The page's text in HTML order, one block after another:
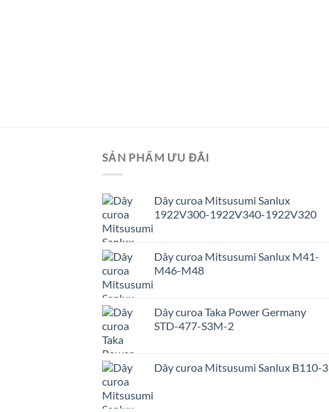
SẢN PHẨM ƯU ĐÃI
Dây curoa Mitsusumi Sanlux
1922V300-1922V340-1922V320
Dây curoa Mitsusumi Sanlux M41-
M46-M48
Dây curoa Taka Power Germany
STD-477-S3M-2
Dây curoa Mitsusumi Sanlux B110-3